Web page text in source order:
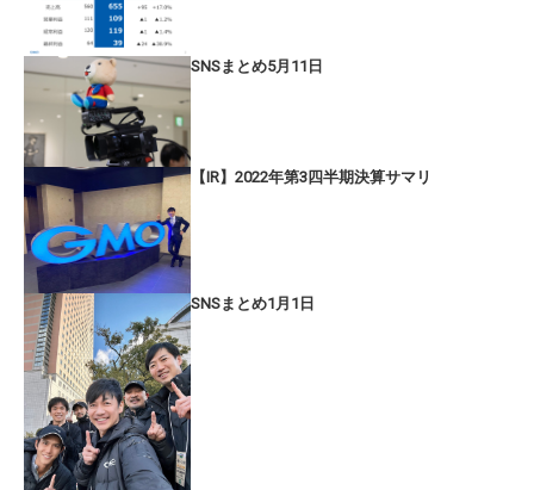
SNSまとめ5月11日
【IR】2022年第3四半期決算サマリ
SNSまとめ1月1日